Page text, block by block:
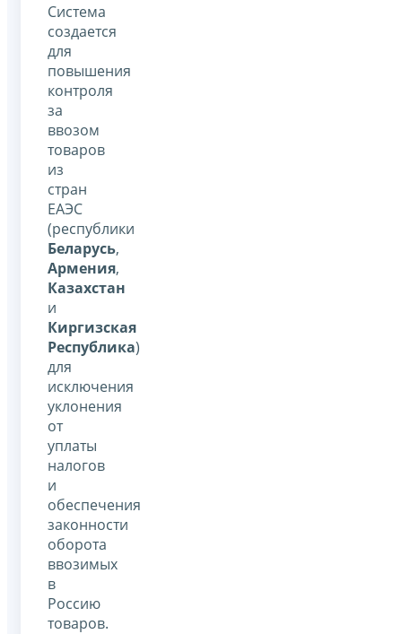
Система
создается
для
повышения
контроля
за
ввозом
товаров
из
стран
ЕАЭС
(республики
Беларусь,
Армения,
Казахстан
и
Киргизская
Республика)
для
исключения
уклонения
от
уплаты
налогов
и
обеспечения
законности
оборота
ввозимых
в
Россию
товаров.